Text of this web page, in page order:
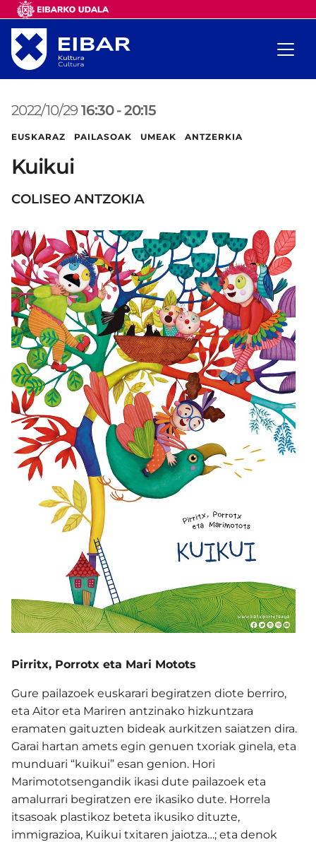
2022/10/29 16:30 -20:15
EUSKARAZ PAILASOAK UMEAK ANTZERKIA
Kuikui
COLISEO ANTZOKIA
Pirritx, Porrotx eta Mari Motots
Gure pailazoek euskarari begiratzen diote berriro,
eta Aitor eta Mariren antzinako hizkuntzara
eramaten gaituzten bideak aurkitzen saiatzen dira.
Garai hartan amets egin genuen txoriak ginela, eta
munduari “kuikui” esan genion. Hori
Marimototsengandik ikasi dute pailazoek eta
amalurrari begiratzen ere ikasiko dute. Horrela
itsasoak plastikoz beteta ikusiko dituzte,
immigrazioa, Kuikui txitaren jaiotza…; eta denok